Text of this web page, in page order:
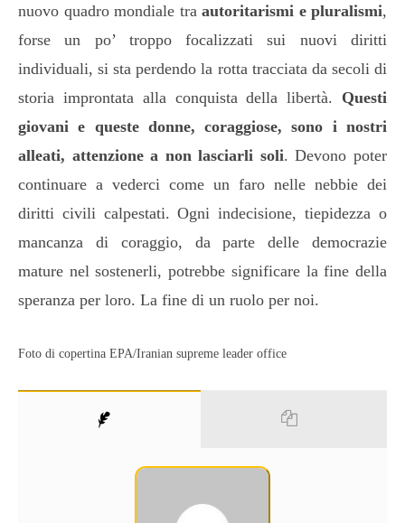
nuovo quadro mondiale tra autoritarismi e pluralismi,
forse un po’ troppo focalizzati sui nuovi diritti
individuali, si sta perdendo la rotta tracciata da secoli di
storia improntata alla conquista della libertà. Questi
giovani e queste donne, coraggiose, sono i nostri
alleati, attenzione a non lasciarli soli. Devono poter
continuare a vederci come un faro nelle nebbie dei
diritti civili calpestati. Ogni indecisione, tiepidezza o
mancanza di coraggio, da parte delle democrazie
mature nel sostenerli, potrebbe significare la fine della
speranza per loro. La fine di un ruolo per noi.
Foto di copertina EPA/Iranian supreme leader office